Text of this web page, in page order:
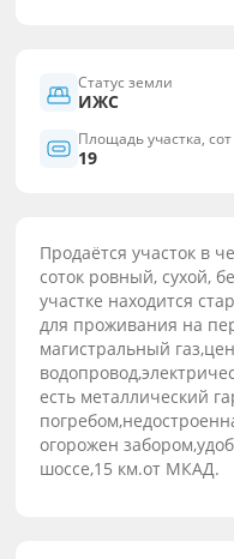
Статус земли
ИЖС
Площадь участка, сот
19
Продаётся участок в
соток ровный, сухой,
участке находится
для проживания на
магистральный
есть металлический
огорожен
шоссе,15 км.от МКАД.